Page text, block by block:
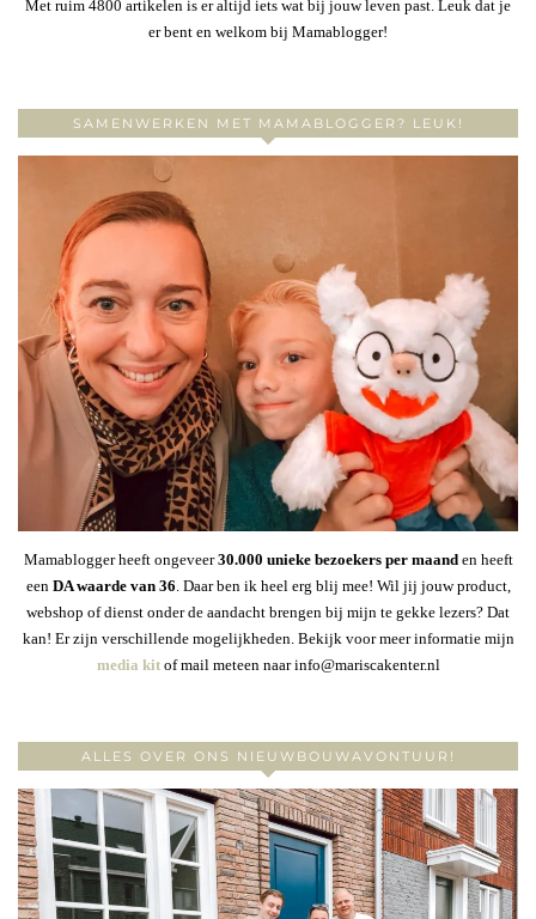
Met ruim 4800 artikelen is er altijd iets wat bij jouw leven past. Leuk dat je
er bent en welkom bij Mamablogger!
SAMENWERKEN MET MAMABLOGGER? LEUK!
Mamablogger heeft ongeveer30.000 unieke bezoekers per maanden heeft
een DA waarde van 36 . Daar ben ik heel erg blij mee! Wil jij jouw product,
webshop of dienst onder de aandacht brengen bij mijn te gekke lezers? Dat
kan! Er zijn verschillende mogelijkheden. Bekijk voor meer informatie mijn
media kitof mail meteen naar info@mariscakenter.nl
ALLES OVER ONS NIEUWBOUWAVONTUUR!